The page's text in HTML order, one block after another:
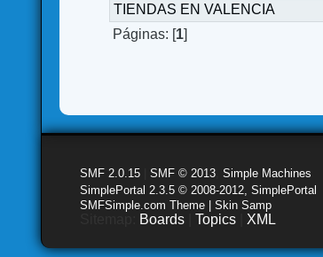
TIENDAS EN VALENCIA
Páginas: [1]
SMF 2.0.15 |SMF © 2013 ,Simple Machines
SimplePortal 2.3.5 © 2008-2012, SimplePortal
SMFSimple.com Theme | Skin Samp
Boards |Topics XML